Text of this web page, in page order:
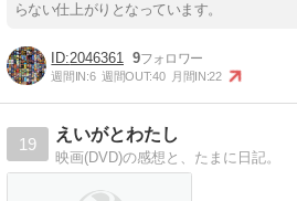
らない仕上がりとなっています。
2046361 9
週間IN:6 週間OUT:40 月間IN:22
19
えいがとわたし
映画(DVD)の感想と、たまに日記。